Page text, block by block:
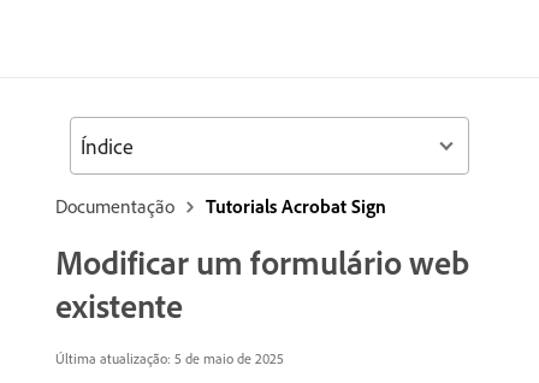
Documentação Tutorials Acrobat Sign
Modificar um formulário web
existente
Última atualização: 5 de maio de 2025
Índice